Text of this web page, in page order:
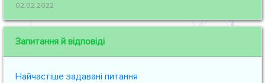
02.02.2022
Запитання й відповіді
Найчастіше задавані питання